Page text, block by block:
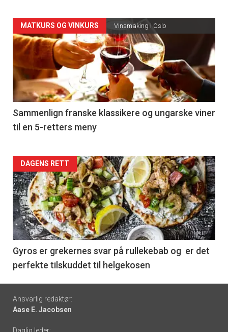
Forsiden
akkurat
nå
-
5
MATKURS OG VINKURS Vinsmaking i Oslo
Sammenlign franske klassikere og ungarske viner
til en 5-retters meny
Forsiden
akkurat
nå
-
6
DAGENS RETT
Gyros er grekernes svar på rullekebab og er det
perfekte tilskuddet til helgekosen
Footer
-
Ansvarlig redaktør:
Aase E. Jacobsen